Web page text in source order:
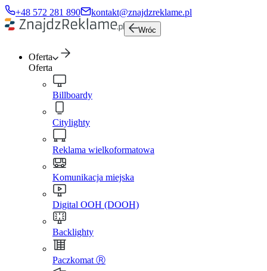
+48 572 281 890 kontakt@znajdzreklame.pl
Wróc
Oferta
Oferta
Billboardy
Citylighty
Reklama wielkoformatowa
Komunikacja miejska
Digital OOH (DOOH)
Backlighty
Paczkomat Ⓡ